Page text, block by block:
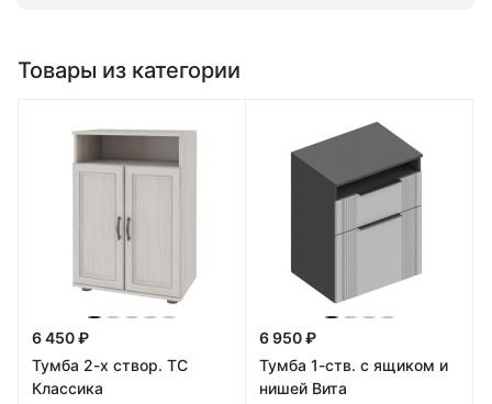
Товары из категории
6 450 ₽
Тумба 2-х створ. ТС
Классика
6 950 ₽
Тумба 1-ств. с ящиком и
нишей Вита